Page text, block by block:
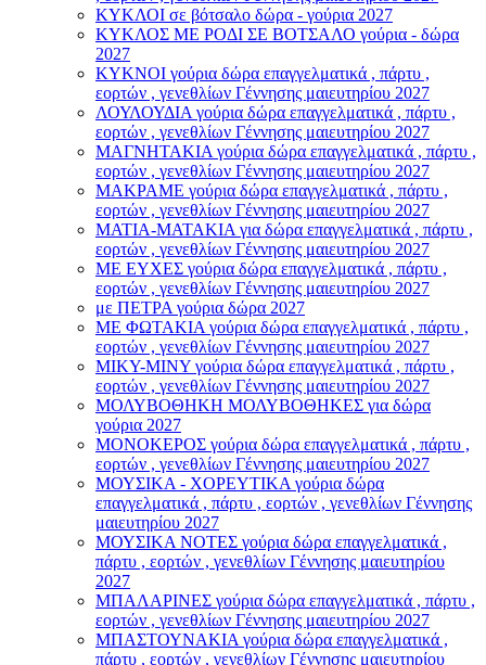
ΚΥΚΛΟΙ σε βότσαλο δώρα - γούρια 2027
ΚΥΚΛΟΣ ΜΕ ΡΟΔΙ ΣΕ ΒΟΤΣΑΛΟ γούρια - δώρα
2027
ΚΥΚΝΟΙ γούρια δώρα επαγγελματικά , πάρτυ ,
εορτών , γενεθλίων Γέννησης μαιευτηρίου 2027
ΛΟΥΛΟΥΔΙΑ γούρια δώρα επαγγελματικά , πάρτυ ,
εορτών , γενεθλίων Γέννησης μαιευτηρίου 2027
ΜΑΓΝΗΤΑΚΙΑ γούρια δώρα επαγγελματικά , πάρτυ ,
εορτών , γενεθλίων Γέννησης μαιευτηρίου 2027
ΜΑΚΡΑΜΕ γούρια δώρα επαγγελματικά , πάρτυ ,
εορτών , γενεθλίων Γέννησης μαιευτηρίου 2027
ΜΑΤΙΑ-ΜΑΤΑΚΙΑ για δώρα επαγγελματικά , πάρτυ ,
εορτών , γενεθλίων Γέννησης μαιευτηρίου 2027
ΜΕ ΕΥΧΕΣ γούρια δώρα επαγγελματικά , πάρτυ ,
εορτών , γενεθλίων Γέννησης μαιευτηρίου 2027
με ΠΕΤΡΑ γούρια δώρα 2027
ΜΕ ΦΩΤΑΚΙΑ γούρια δώρα επαγγελματικά , πάρτυ ,
εορτών , γενεθλίων Γέννησης μαιευτηρίου 2027
ΜΙΚΥ-ΜΙΝΥ γούρια δώρα επαγγελματικά , πάρτυ ,
εορτών , γενεθλίων Γέννησης μαιευτηρίου 2027
ΜΟΛΥΒΟΘΗΚΗ ΜΟΛΥΒΟΘΗΚΕΣ για δώρα
γούρια 2027
ΜΟΝΟΚΕΡΟΣ γούρια δώρα επαγγελματικά , πάρτυ ,
εορτών , γενεθλίων Γέννησης μαιευτηρίου 2027
ΜΟΥΣΙΚΑ - ΧΟΡΕΥΤΙΚΑ γούρια δώρα
επαγγελματικά , πάρτυ , εορτών , γενεθλίων Γέννησης
μαιευτηρίου 2027
ΜΟΥΣΙΚΑ ΝΟΤΕΣ γούρια δώρα επαγγελματικά ,
πάρτυ , εορτών , γενεθλίων Γέννησης μαιευτηρίου
2027
ΜΠΑΛΑΡΙΝΕΣ γούρια δώρα επαγγελματικά , πάρτυ ,
εορτών , γενεθλίων Γέννησης μαιευτηρίου 2027
ΜΠΑΣΤΟΥΝΑΚΙΑ γούρια δώρα επαγγελματικά ,
πάρτυ , εορτών , γενεθλίων Γέννησης μαιευτηρίου